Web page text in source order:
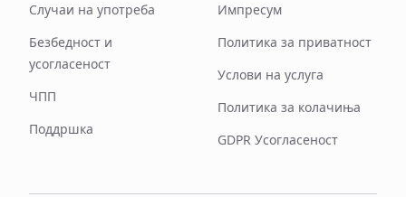
Случаи на употреба
Безбедност и
усогласеност
ЧПП
Поддршка
Импресум
Политика за приватност
Услови на услуга
Политика за колачиња
GDPR Усогласеност